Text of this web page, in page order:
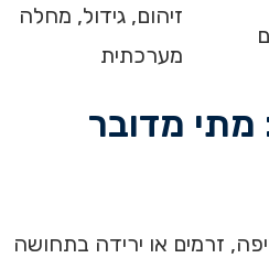
זיהום, גידול, מחלה
מערכתית
מתי מדובר
זרמים או ירידה בתחושה